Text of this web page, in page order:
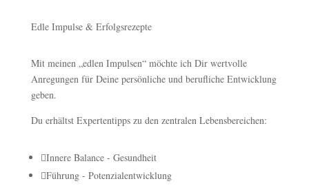
Edle Impulse & Erfolgsrezepte
Mit meinen „edlen Impulsen“ möchte ich Dir wertvolle
Anregungen für Deine persönliche und berufliche Entwicklung
geben.
Du erhältst Expertentipps zu den zentralen Lebensbereichen:
Innere Balance - Gesundheit
Führung - Potenzialentwicklung